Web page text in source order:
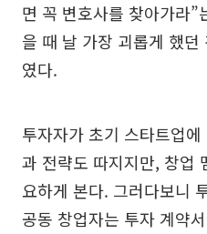
면 꼭 변호사를 찾아가라”
을 때 날 가장 괴롭게 했던
였다.
투자자가 초기 스타트업
과 전략도 따지지만, 창업
요하게 본다. 그러다보니
공동 창업자는 투자 계약